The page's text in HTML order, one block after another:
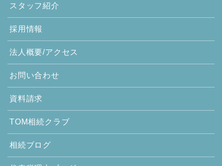
スタッフ紹介
採用情報
法人概要/アクセス
お問い合わせ
資料請求
TOM相続クラブ
相続ブログ